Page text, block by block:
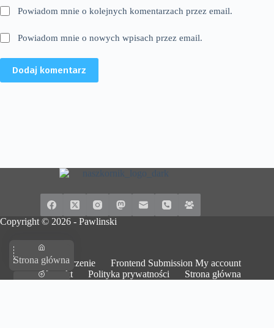
Powiadom mnie o kolejnych komentarzach przez email.
Powiadom mnie o nowych wpisach przez email.
Dodaj komentarz
Copyright © 2026 - Pawlinski
Dodaj wydarzenie
Frontend Submission My account
Kontakt
Polityka prywatności Strona główna
Strona główna